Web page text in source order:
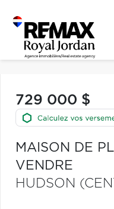
729 000 $
MAISON DE
VENDRE
HUDSON